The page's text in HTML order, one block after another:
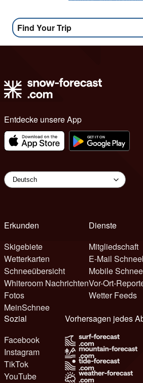
Find Your Trip
Entdecke unsere App
Erkunden
Skigebiete
Wetterkarten
Schneeübersicht
Whiteroom Nachrichten
Fotos
MeinSchnee
Dienste
Mitgliedschaft
E-Mail
Mobile
Vor-Ort-
Wetter Feeds
Sozial
Facebook
Instagram
TikTok
YouTube
Vorhersagen jedes